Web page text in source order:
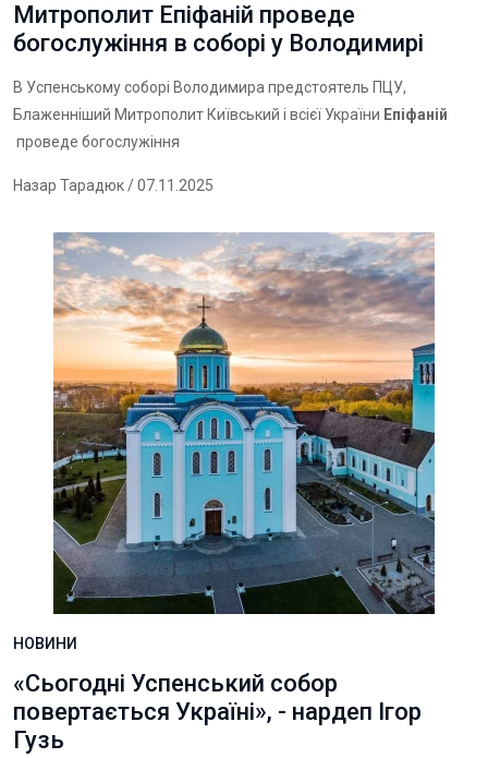
Митрополит Епіфаній проведе
богослужіння в соборі у Володимирі
В Успенському соборі Володимира предстоятель ПЦУ,
Блаженніший Митрополит Київський і всієї України Епіфаній
проведе богослужіння
Назар Тарадюк/ 07.11.2025
НОВИНИ
«Сьогодні Успенський собор
повертається Україні», - нардеп Ігор
Гузь